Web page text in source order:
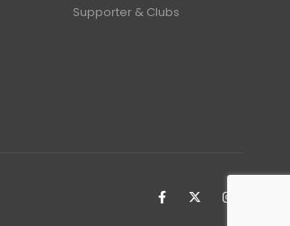
Supporter & Clubs